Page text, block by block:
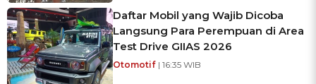
Daftar Mobil yang Wajib Dicoba
Langsung Para Perempuan di Area
Test Drive GIIAS 2026
Otomotif | 16:35 WIB